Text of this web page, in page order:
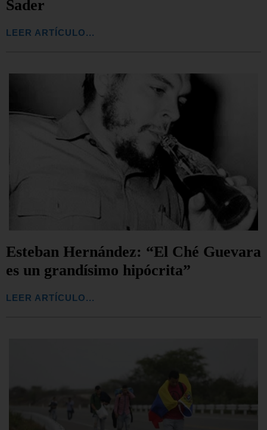
Sader
LEER ARTÍCULO...
Esteban Hernández: “El Ché Guevara
es un grandísimo hipócrita”
LEER ARTÍCULO...